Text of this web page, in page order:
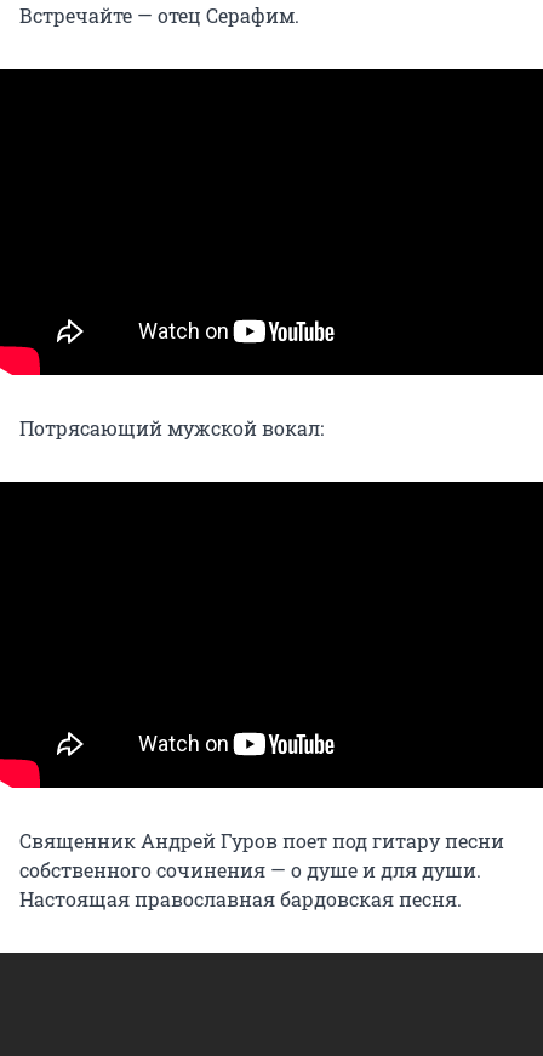
Встречайте — отец Серафим.
Потрясающий мужской вокал:
Священник Андрей Гуров поет под гитару песни
собственного сочинения — о душе и для души.
Настоящая православная бардовская песня.